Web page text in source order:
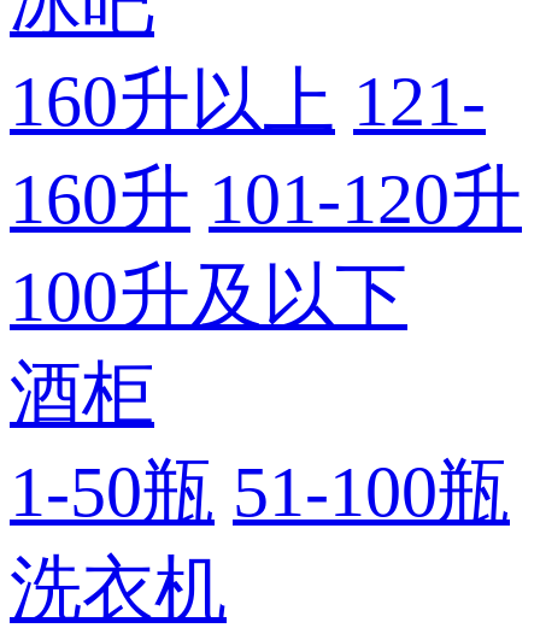
160升以上 121-
160升 101-120升
100升及以下
酒柜
1-50瓶 51-100瓶
洗衣机